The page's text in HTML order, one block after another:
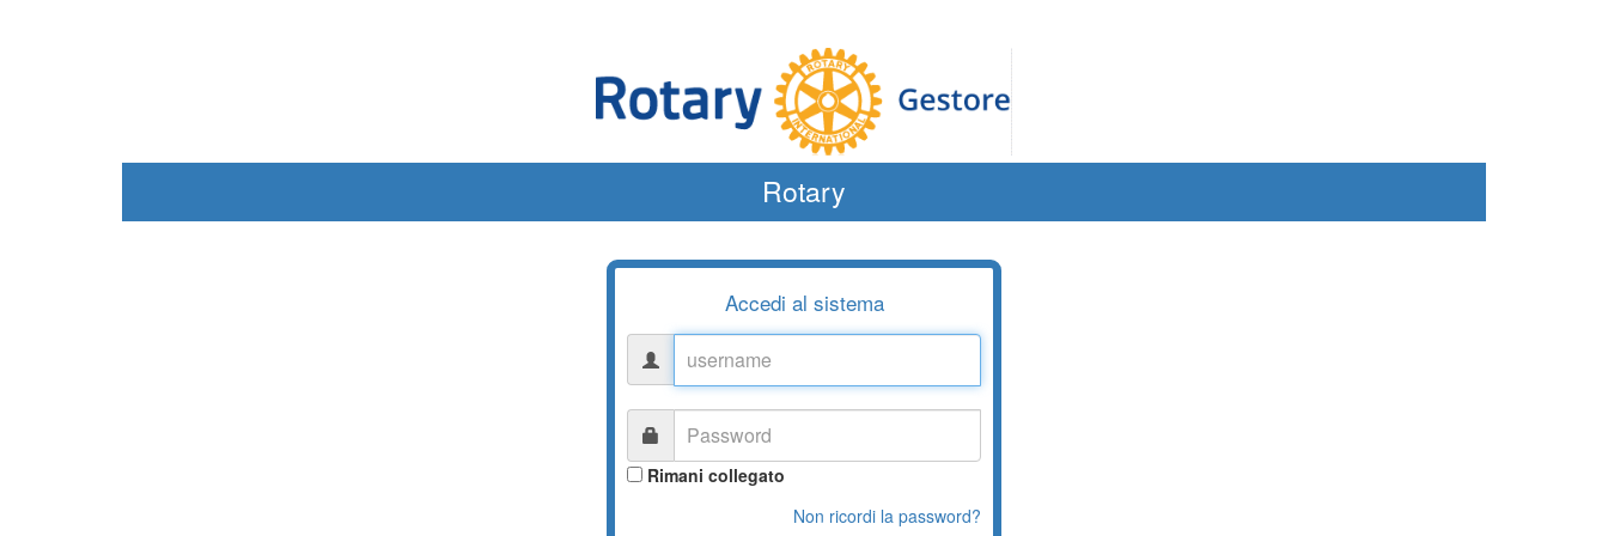
Rotary
Accedi al sistema
Rimani collegato
Non ricordi la password?